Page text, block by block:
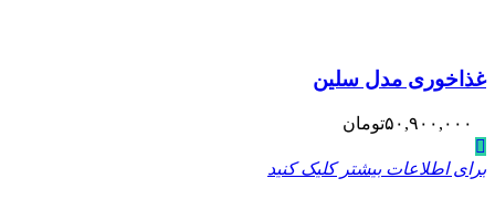
غذاخوری مدل سلین
۵۰,۹۰۰,۰۰۰تومان
برای اطلاعات بیشتر کلیک کنید